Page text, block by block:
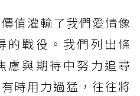
值灌輸了我們愛情像
的戰役。我們列出條
慮與期待中努力追尋
時用力過猛，往往將